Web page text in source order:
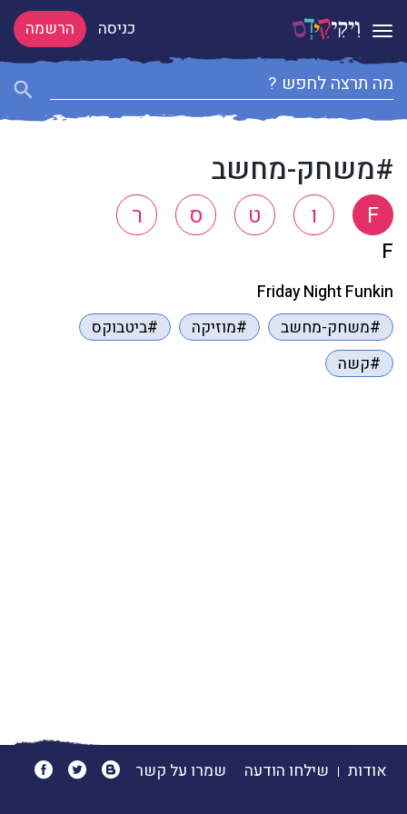
Toggle navigation כניסה הרשמה
#משחק-מחשב
F ו ט ס ר
F
Friday Night Funkin
#משחק-מחשב
#מוזיקה
#ביטבוקס
#קשה
אודות שילחו הודעה שמרו על קשר